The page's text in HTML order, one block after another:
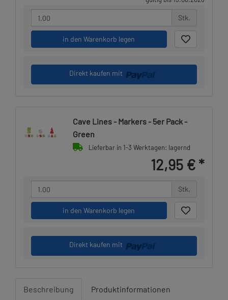
Stk.
in den Warenkorb legen
Direkt kaufen mit
Cave Lines - Markers - 5er Pack -
Green
Lieferbar in 1-3 Werktagen: lagernd
12,95 € *
Stk.
in den Warenkorb legen
Direkt kaufen mit
Beschreibung Produktinformationen